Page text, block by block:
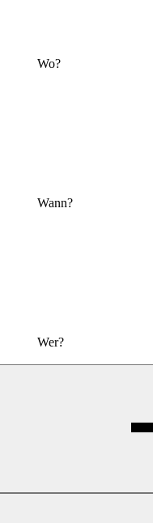
Wo?
Wann?
Wer?